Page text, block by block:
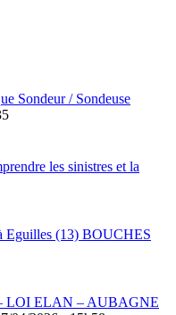
Sondeur / Sondeuse
les sinistres et la
Eguilles (13) BOUCHES
LOI ELAN – AUBAGNE